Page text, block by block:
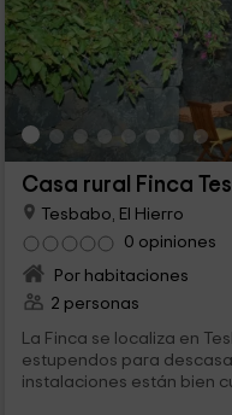
Casa rural Finca
Tesbabo, El Hierro
0 opiniones
Por habitaciones
2 personas
La Finca se localiza en
estupendos para
instalaciones están bien